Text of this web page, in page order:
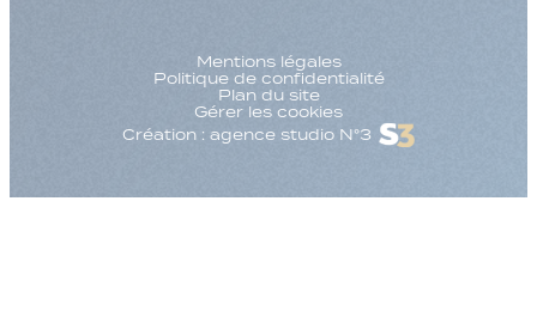
Mentions légales
Politique de confidentialité
Plan du site
Gérer les cookies
Création : agence studio N°3